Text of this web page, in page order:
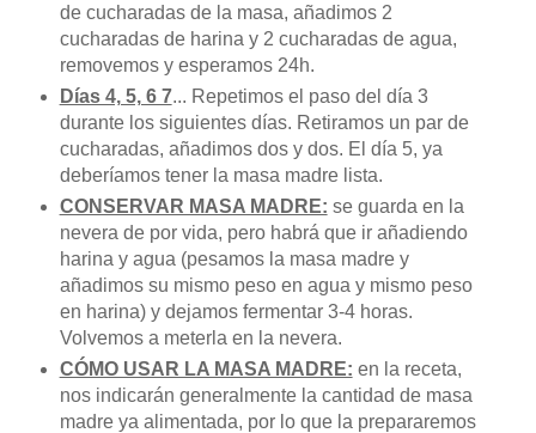
de cucharadas de la masa, añadimos 2
cucharadas de harina y 2 cucharadas de agua,
removemos y esperamos 24h.
Días 4, 5, 6 7... Repetimos el paso del día 3
durante los siguientes días. Retiramos un par de
cucharadas, añadimos dos y dos. El día 5, ya
deberíamos tener la masa madre lista.
CONSERVAR MASA MADRE: se guarda en la
nevera de por vida, pero habrá que ir añadiendo
harina y agua (pesamos la masa madre y
añadimos su mismo peso en agua y mismo peso
en harina) y dejamos fermentar 3-4 horas.
Volvemos a meterla en la nevera.
CÓMO USAR LA MASA MADRE: en la receta,
nos indicarán generalmente la cantidad de masa
madre ya alimentada, por lo que la prepararemos